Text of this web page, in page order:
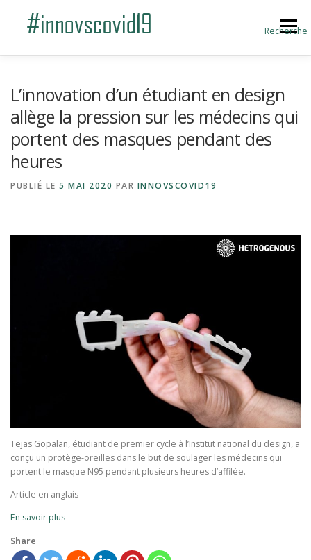
Recherche
Menu
SOUMETTRE UNE INNOVATION
L’innovation d’un étudiant en design
allège la pression sur les médecins qui
portent des masques pendant des
heures
PUBLIÉ LE 5 MAI 2020 PAR INNOVSCOVID19
Tejas Gopalan, étudiant de premier cycle à l’Institut national du design, a
conçu un protège-oreilles dans le but de soulager les médecins qui
portent le masque N95 pendant plusieurs heures d’affilée.
Article en anglais
En savoir plus
Share